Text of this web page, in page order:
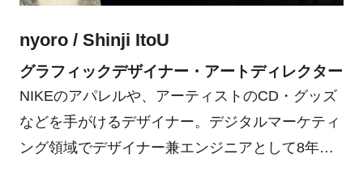
nyoro / Shinji ItoU
グラフィックデザイナー・アートディレクター
NIKEのアパレルや、アーティストのCD・グッズ
などを手がけるデザイナー。デジタルマーケティ
ング領域でデザイナー兼エンジニアとして8年間